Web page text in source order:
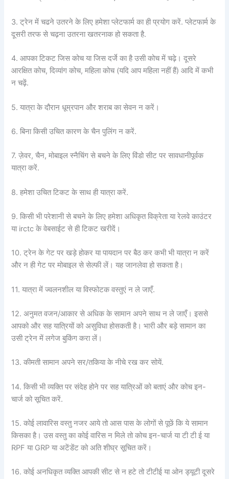
3. ट्रेन में चढने उतरने के लिए हमेशा प्लेटफार्म का ही प्रयोग करें. प्लेटफार्म के
दूसरी तरफ से चढ़ना उतरना खतरनाक हो सकता है.
4. आपका टिकट जिस कोच या जिस दर्जे का है उसी कोच में चढ़े। दूसरे
आरक्षित कोच, दिव्यांग कोच, महिला कोच (यदि आप महिला नहीं हैं) आदि में कभी
न चढ़ें.
5. यात्रा के दौरान धूम्रपान और शराब का सेवन न करें।
6. बिना किसी उचित कारण के चैन पुलिंग न करें.
7. ज़ेवर, चैन, मोबाइल स्नैचिंग से बचने के लिए विंडो सीट पर सावधानीपूर्वक
यात्रा करें.
8. हमेशा उचित टिकट के साथ ही यात्रा करें.
9. किसी भी परेशानी से बचने के लिए हमेशा अधिकृत विक्रेता या रेलवे काउंटर
या irctc के वेबसाईट से ही टिकट खरीदें।
10. ट्रेन के गेट पर खड़े होकर या पायदान पर बैठ कर कभी भी यात्रा न करें
और न ही गेट पर मोबाइल से सेल्फी लें। यह जानलेवा हो सकता है।
11. यात्रा में ज्वलनशील या विस्फोटक वस्तुएं न ले जाएँ.
12. अनुमत वजन/आकार से अधिक के सामान अपने साथ न ले जाएँ। इससे
आपको और सह यात्रियों को असुविधा होसकती है। भारी और बड़े सामान का
उसी ट्रेन में लगेज बुकिंग करा लें।
13. कीमती सामान अपने सर/तकिया के नीचे रख कर सोयें.
14. किसी भी व्यक्ति पर संदेह होने पर सह यात्रिओं को बताएं और कोच इन-
चार्ज को सूचित करें.
15. कोई लावारिस वस्तु नजर आये तो आस पास के लोगों से पूछें कि ये सामान
किसका है। उस वस्तु का कोई वारिस न मिले तो कोच इन-चार्ज या टी टी ई या
RPF या GRP या अटेंडेंट को अति शीघ्र सूचित करें।
16. कोई अनधिकृत व्यक्ति आपकी सीट से न हटे तो टीटीई या ओन ड्यूटी दूसरे